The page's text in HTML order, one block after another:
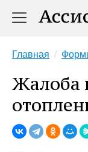
Главная
Жалоба